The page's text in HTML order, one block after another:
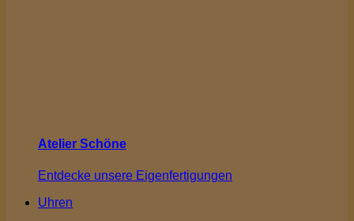
Atelier Schöne
Entdecke unsere Eigenfertigungen
Uhren